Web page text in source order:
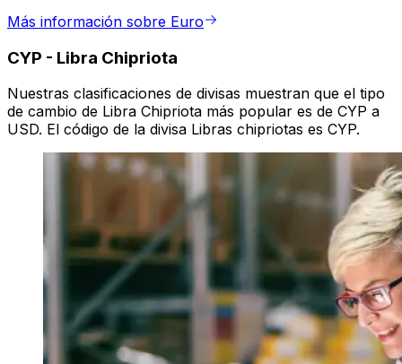
Más información sobre Euro
CYP - Libra Chipriota
Nuestras clasificaciones de divisas muestran que el tipo
de cambio de Libra Chipriota más popular es de CYP a
USD. El código de la divisa Libras chipriotas es CYP.